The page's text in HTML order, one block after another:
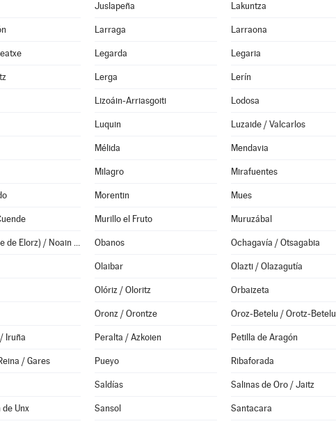
Juslapeña Lakuntza
Larraga Larraona
Legarda Legaria
Lerga Lerín
Lizoáin-Arriasgoiti Lodosa
Luquin Luzaide / Valcarlos
Mélida Mendavia
Milagro Mirafuentes
Morentin Mues
Murillo el Fruto Muruzábal
Noáin (Valle de Elorz) / Noain (Elortzibar) Obanos Ochagavía / Otsagabia
Olaibar Olazti / Olazagutía
Olóriz / Oloritz Orbaizeta
Oronz / Orontze Oroz-Betelu / Orotz-Betelu
Iruña Peralta / Azkoien Petilla de Aragón
/ Gares Pueyo Ribaforada
Saldías Salinas de Oro / Jaitz
Unx Sansol Santacara